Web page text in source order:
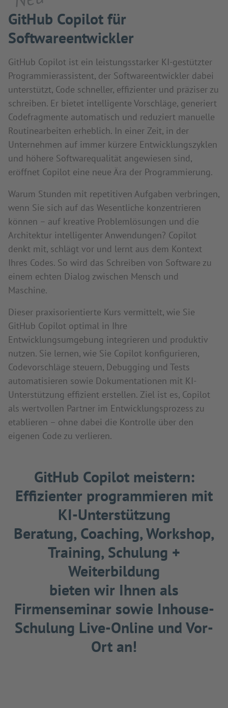
GitHub Copilot für
Softwareentwickler
GitHub Copilot ist ein leistungsstarker KI-gestützter
Programmierassistent, der Softwareentwickler dabei
unterstützt, Code schneller, effizienter und präziser zu
schreiben. Er bietet intelligente Vorschläge, generiert
Codefragmente automatisch und reduziert manuelle
Routinearbeiten erheblich. In einer Zeit, in der
Unternehmen auf immer kürzere Entwicklungszyklen
und höhere Softwarequalität angewiesen sind,
eröffnet Copilot eine neue Ära der Programmierung.
Warum Stunden mit repetitiven Aufgaben verbringen,
wenn Sie sich auf das Wesentliche konzentrieren
können – auf kreative Problemlösungen und die
Architektur intelligenter Anwendungen? Copilot
denkt mit, schlägt vor und lernt aus dem Kontext
Ihres Codes. So wird das Schreiben von Software zu
einem echten Dialog zwischen Mensch und
Maschine.
Dieser praxisorientierte Kurs vermittelt, wie Sie
GitHub Copilot optimal in Ihre
Entwicklungsumgebung integrieren und produktiv
nutzen. Sie lernen, wie Sie Copilot konfigurieren,
Codevorschläge steuern, Debugging und Tests
automatisieren sowie Dokumentationen mit KI-
Unterstützung effizient erstellen. Ziel ist es, Copilot
als wertvollen Partner im Entwicklungsprozess zu
etablieren – ohne dabei die Kontrolle über den
eigenen Code zu verlieren.
GitHub Copilot meistern:
Effizienter programmieren mit
KI-Unterstützung
Beratung, Coaching, Workshop,
Training, Schulung +
Weiterbildung
bieten wir Ihnen als
Firmenseminar sowie Inhouse-
Schulung Live-Online und Vor-
Ort an!